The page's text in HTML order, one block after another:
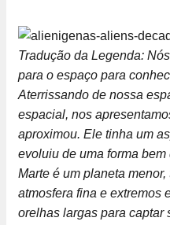
Tradução da Legenda:
para o espaço para
Aterrissando de nossa
espacial, nos
aproximou. Ele tinha um
evoluiu de uma forma
Marte é um planeta
atmosfera fina e extremos
orelhas largas para captar